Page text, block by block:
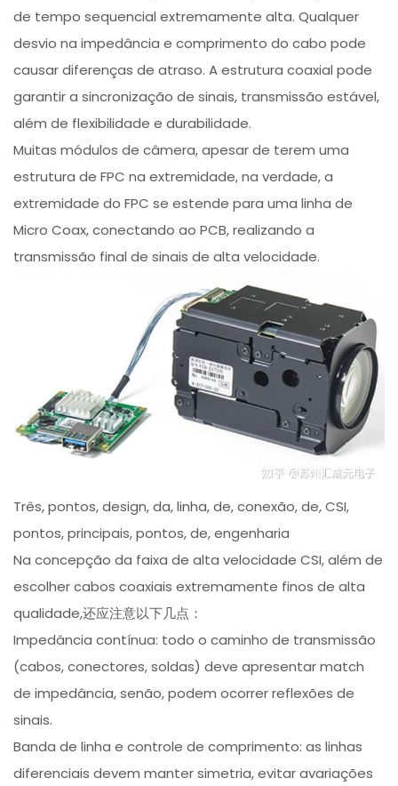
de tempo sequencial extremamente alta. Qualquer
desvio na impedância e comprimento do cabo pode
causar diferenças de atraso. A estrutura coaxial pode
garantir a sincronização de sinais, transmissão estável,
além de flexibilidade e durabilidade.
Muitas módulos de câmera, apesar de terem uma
estrutura de FPC na extremidade, na verdade, a
extremidade do FPC se estende para uma linha de
Micro Coax, conectando ao PCB, realizando a
transmissão final de sinais de alta velocidade.
Três, pontos, design, da, linha, de, conexão, de, CSI,
pontos, principais, pontos, de, engenharia
Na concepção da faixa de alta velocidade CSI, além de
escolher cabos coaxiais extremamente finos de alta
qualidade,还应注意以下几点：
Impedância contínua: todo o caminho de transmissão
(cabos, conectores, soldas) deve apresentar match
de impedância, senão, podem ocorrer reflexões de
sinais.
Banda de linha e controle de comprimento: as linhas
diferenciais devem manter simetria, evitar avariações